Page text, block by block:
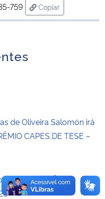
759
Copiar
para área de
de Oliveira Salomón irá
CAPES DE TESE –
ao PRÊMIO